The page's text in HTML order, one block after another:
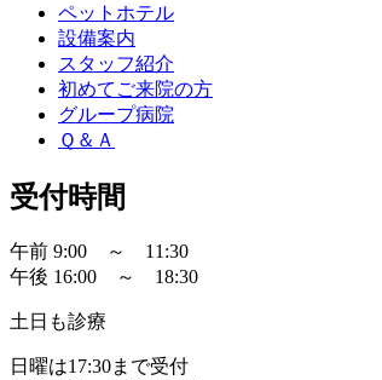
ペットホテル
設備案内
スタッフ紹介
初めてご来院の方
グループ病院
Ｑ＆Ａ
受付時間
午前 9:00 ～ 11:30
午後 16:00 ～ 18:30
土日も診療
日曜は17:30まで受付